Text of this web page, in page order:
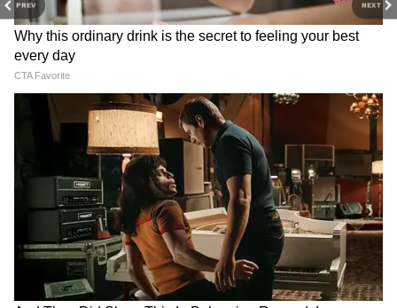
PREV NEXT
Image Credit :
আবার মহাকাল সংহিতার মতে, নয় প্রকার কালীর
উল্লেখ পাওয়া যায়। দক্ষিণাকালী, ভদ্রকালী,
শ্মশানকালী, কালকালী, গুহ্যকালী, কামকলাকালী,
ধণকালিকা, সিদ্ধিকালী, সিদ্ধিকালী, চণ্ডিকালিকা।
4